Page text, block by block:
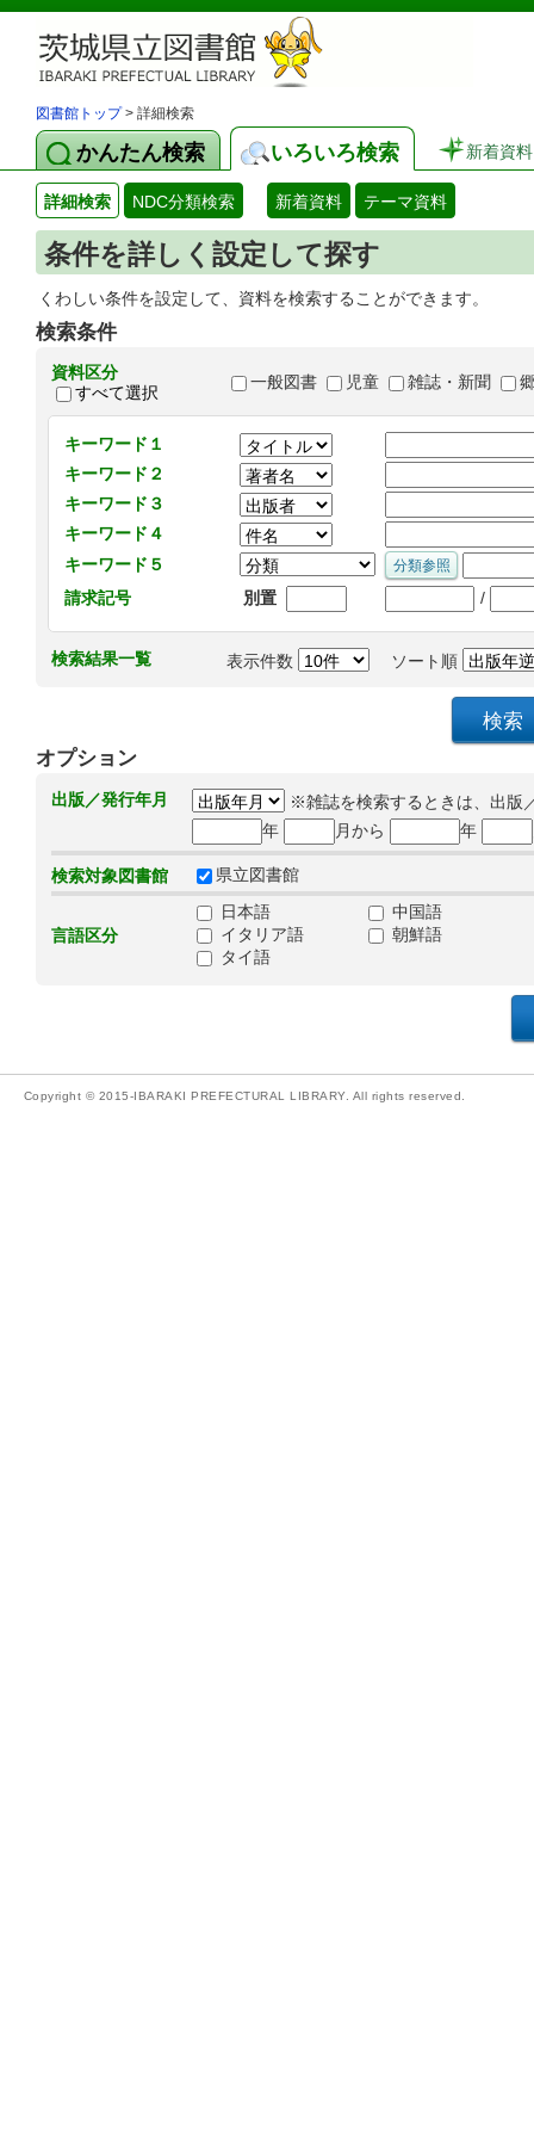
図書館トップ> 詳細検索
かんたん検索 いろいろ検索 新着資料
詳細検索 NDC分類検索 新着資料 テーマ資料
条件を詳しく設定して探す
くわしい条件を設定して、資料を検索することができます。
検索条件
資料区分
すべて選択
一般図書 児童 雑誌・新聞
キーワード１
キーワード２
キーワード３
キーワード４
キーワード５
請求記号
別置 /
検索結果一覧 表示件数 ソート順
オプション
出版／発行年月
※雑誌を検索するときは、出版
年
月から 年
検索対象図書館 県立図書館
言語区分
日本語
中国語
イタリア語
朝鮮語
タイ語
Copyright © 2015-IBARAKI PREFECTURAL LIBRARY. All rights reserved.